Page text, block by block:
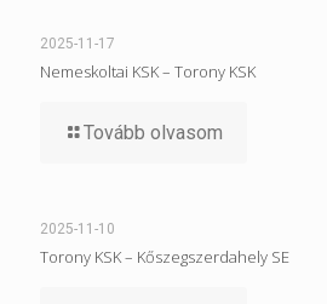
2025-11-17
Nemeskoltai KSK – Torony KSK
Tovább olvasom
2025-11-10
Torony KSK – Kőszegszerdahely SE